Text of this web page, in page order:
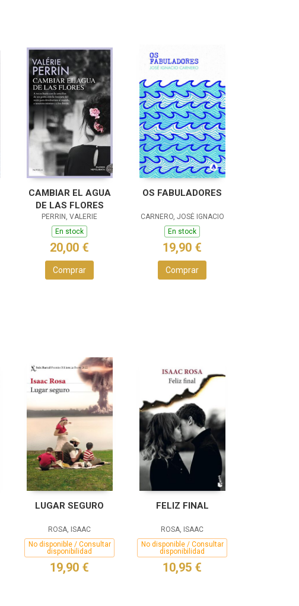
CAMBIAR EL AGUA
DE LAS FLORES
PERRIN, VALERIE
En stock
20,00 €
Comprar
OS FABULADORES
CARNERO, JOSÉ IGNACIO
En stock
19,90 €
Comprar
LUGAR SEGURO
ROSA, ISAAC
No disponible / Consultar
disponibilidad
19,90 €
FELIZ FINAL
ROSA, ISAAC
No disponible / Consultar
disponibilidad
10,95 €